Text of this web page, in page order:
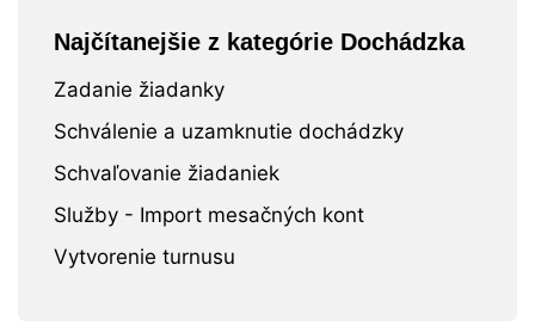
Najčítanejšie z kategórie Dochádzka
Zadanie žiadanky
Schválenie a uzamknutie dochádzky
Schvaľovanie žiadaniek
Služby - Import mesačných kont
Vytvorenie turnusu